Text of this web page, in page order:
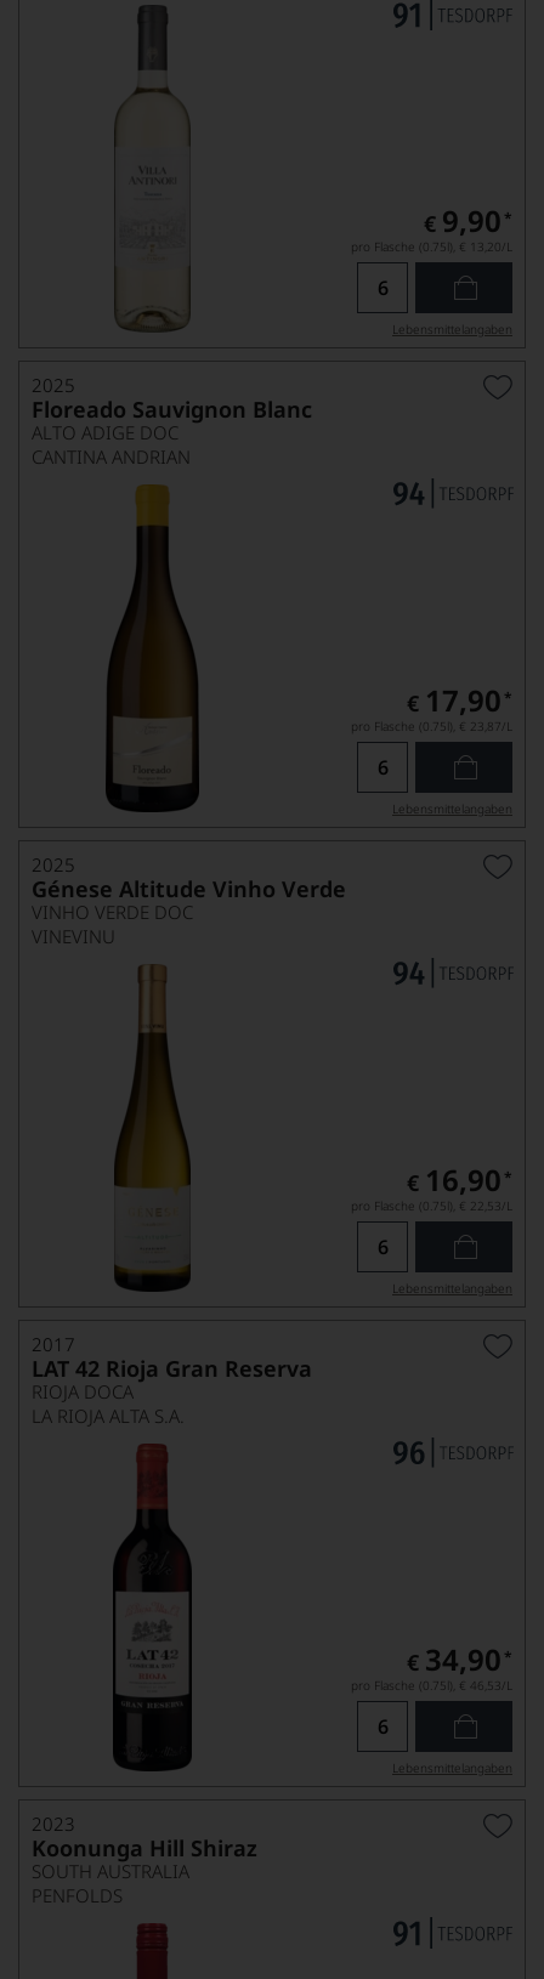
€ 9,90 *
pro Flasche (0.75l), € 13,20/L
Lebensmittel­angaben
2025
Floreado Sauvignon Blanc
ALTO ADIGE DOC
CANTINA ANDRIAN
€ 17,90 *
pro Flasche (0.75l), € 23,87/L
Lebensmittel­angaben
2025
Génese Altitude Vinho Verde
VINHO VERDE DOC
VINEVINU
€ 16,90 *
pro Flasche (0.75l), € 22,53/L
Lebensmittel­angaben
2017
LAT 42 Rioja Gran Reserva
RIOJA DOCA
LA RIOJA ALTA S.A.
€ 34,90 *
pro Flasche (0.75l), € 46,53/L
Lebensmittel­angaben
2023
Koonunga Hill Shiraz
SOUTH AUSTRALIA
PENFOLDS